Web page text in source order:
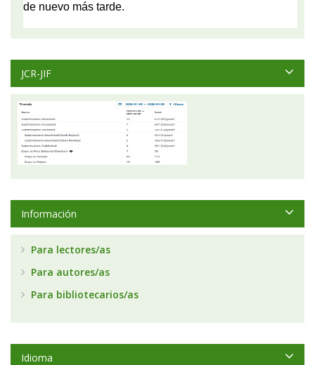
JCR-JIF
Información
Para lectores/as
Para autores/as
Para bibliotecarios/as
Idioma